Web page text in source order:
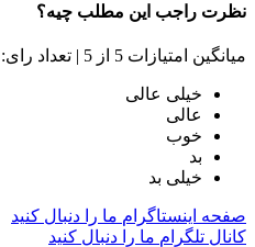
نظرت راجب این مطلب چیه؟
میانگین امتیازات 5 از 5 | تعداد رای: 3 نفر
خیلی عالی
عالی
خوب
بد
خیلی بد
صفحه اینستاگرام ما را دنبال کنید
کانال تلگرام ما را دنبال کنید